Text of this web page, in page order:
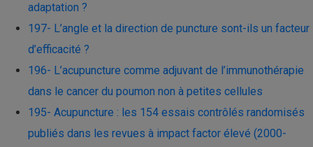
adaptation ?
197- L’angle et la direction de puncture sont-ils un facteur
d’efficacité ?
196- L’acupuncture comme adjuvant de l’immunothérapie
dans le cancer du poumon non à petites cellules
195- Acupuncture : les 154 essais contrôlés randomisés
publiés dans les revues à impact factor élevé (2000-